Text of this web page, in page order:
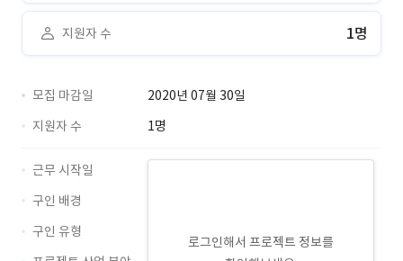
지원자 수 1명
모집 마감일
2020년 07월 30일
지원자 수
1명
로그인해서 프로젝트 정보를
근무 시작일
구인 배경
구인 유형